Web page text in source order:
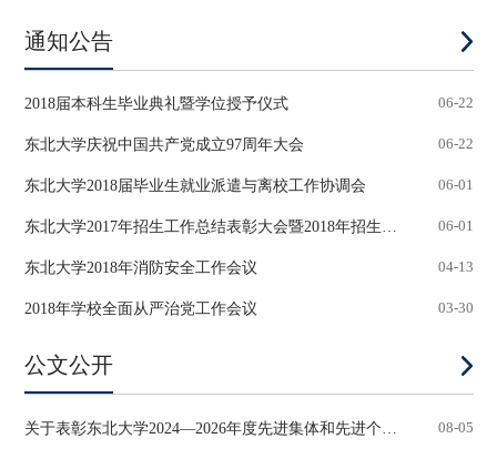
通知公告
2018届本科生毕业典礼暨学位授予仪式 06-22
东北大学庆祝中国共产党成立97周年大会 06-22
东北大学2018届毕业生就业派遣与离校工作协调会 06-01
06-01
东北大学2018年消防安全工作会议 04-13
2018年学校全面从严治党工作会议 03-30
公文公开
关于表彰东北大学2024—2026年度先进集体和先进个人... 08-05